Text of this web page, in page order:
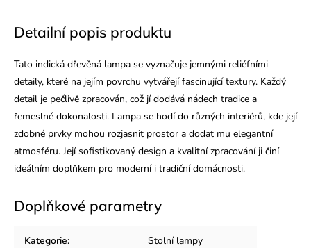
Detailní popis produktu
Tato indická dřevěná lampa se vyznačuje jemnými reliéfními
detaily, které na jejím povrchu vytvářejí fascinující textury. Každý
detail je pečlivě zpracován, což jí dodává nádech tradice a
řemeslné dokonalosti. Lampa se hodí do různých interiérů, kde její
zdobné prvky mohou rozjasnit prostor a dodat mu elegantní
atmosféru. Její sofistikovaný design a kvalitní zpracování ji činí
ideálním doplňkem pro moderní i tradiční domácnosti.
Doplňkové parametry
Kategorie: Stolní lampy